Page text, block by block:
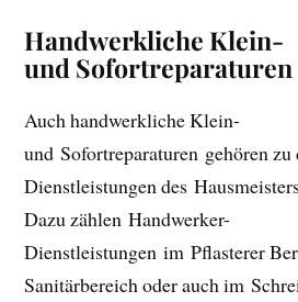
Handwerkliche Klein-
und
Auch handwerkliche Klein-
und Sofortreparaturen gehören zu
Dienstleistungen des
Dazu zählen Handwerker-
Dienstleistungen im Pflasterer
Sanitärbereich oder auch im